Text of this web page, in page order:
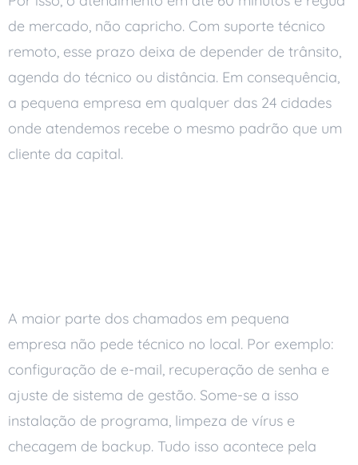
de mercado, não capricho. Com suporte técnico
remoto, esse prazo deixa de depender de trânsito,
agenda do técnico ou distância. Em consequência,
a pequena empresa em qualquer das 24 cidades
onde atendemos recebe o mesmo padrão que um
cliente da capital.
A maior parte dos chamados em pequena
empresa não pede técnico no local. Por exemplo:
configuração de e-mail, recuperação de senha e
ajuste de sistema de gestão. Some-se a isso
instalação de programa, limpeza de vírus e
checagem de backup. Tudo isso acontece pela